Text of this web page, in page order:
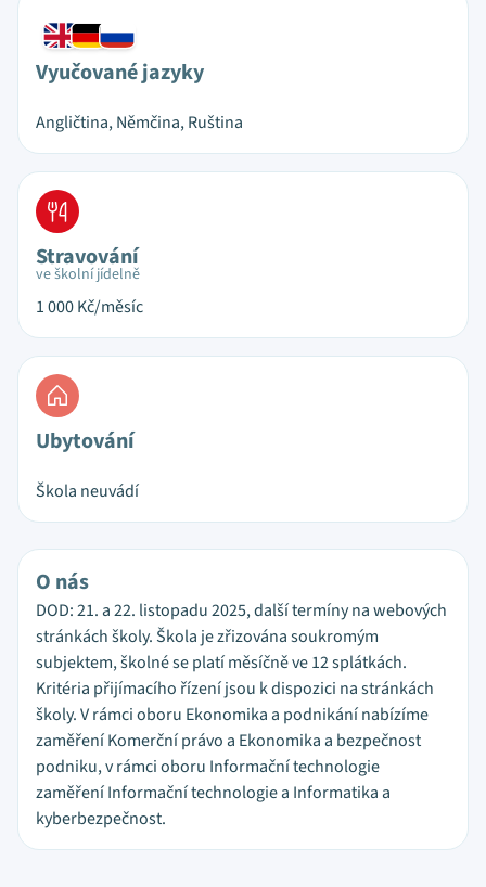
Vyučované jazyky
Angličtina, Němčina, Ruština
Stravování
ve školní jídelně
1 000Kč/měsíc
Ubytování
Škola neuvádí
O nás
DOD: 21. a 22. listopadu 2025, další termíny na webových
stránkách školy. Škola je zřizována soukromým
subjektem, školné se platí měsíčně ve 12 splátkách.
Kritéria přijímacího řízení jsou k dispozici na stránkách
školy. V rámci oboru Ekonomika a podnikání nabízíme
zaměření Komerční právo a Ekonomika a bezpečnost
podniku, v rámci oboru Informační technologie
zaměření Informační technologie a Informatika a
kyberbezpečnost.